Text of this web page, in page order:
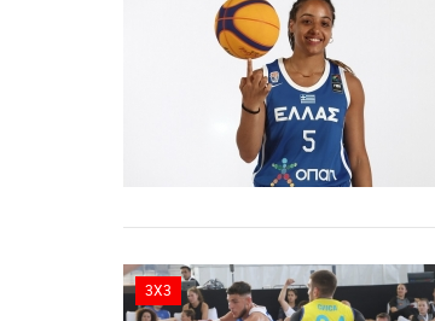
3X3